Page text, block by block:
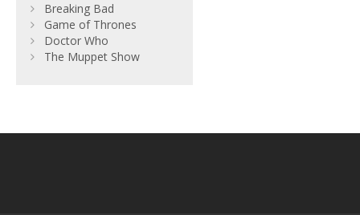
Breaking Bad
Game of Thrones
Doctor Who
The Muppet Show